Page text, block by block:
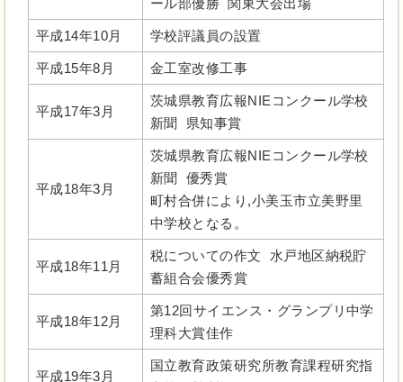
平成14年10月 学校評議員の設置
平成15年8月 金工室改修工事
平成17年3月
茨城県教育広報NIEコンクール学校
新聞 県知事賞
平成18年3月
茨城県教育広報NIEコンクール学校
新聞 優秀賞
町村合併により,小美玉市立美野里
中学校となる。
平成18年11月
税についての作文 水戸地区納税貯
蓄組合会優秀賞
平成18年12月
第12回サイエンス・グランプリ中学
理科大賞佳作
平成19年3月
国立教育政策研究所教育課程研究指